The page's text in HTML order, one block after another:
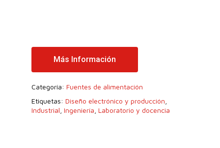
Más Información
Categoría: Fuentes de alimentación
Etiquetas: Diseño electrónico y producción
Industrial Ingeniería Laboratorio y docencia